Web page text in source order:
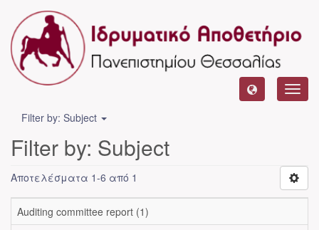
Filter by: Subject
Filter by: Subject
Αποτελέσματα 1-6 από 1
Auditing committee report (1)